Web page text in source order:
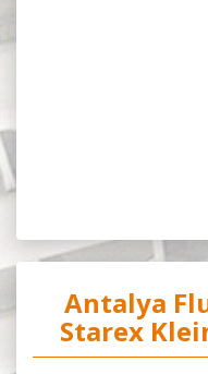
Antalya
Starex